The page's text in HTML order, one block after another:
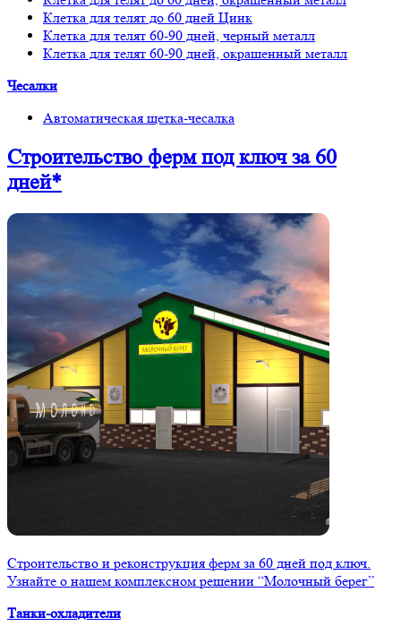
Клетка для телят до 60 дней Цинк
Клетка для телят 60-90 дней, черный металл
Клетка для телят 60-90 дней, окрашенный металл
Чесалки
Автоматическая щетка-чесалка
Строительство фермпод ключ за 60
дней*
Строительство и реконструкция ферм за 60 дней под ключ.
Узнайте о нашем комплексном решении “Молочный берег”
Танки-охладители